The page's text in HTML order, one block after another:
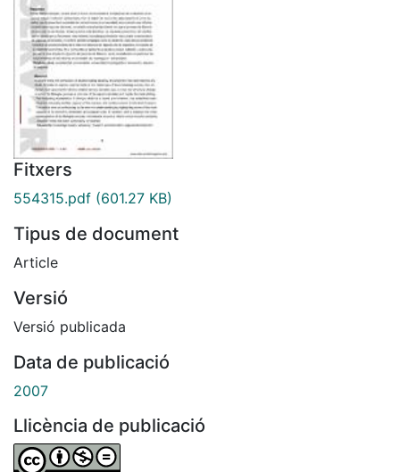
Fitxers
554315.pdf (601.27 KB)
Tipus de document
Article
Versió
Versió publicada
Data de publicació
2007
Llicència de publicació